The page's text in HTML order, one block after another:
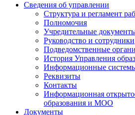
Сведения об управлении
Структура и регламент
Полномочия
Учредительные
Руководство и сотрудники
Подведомственные
История Управления
Информационные
Реквизиты
Контакты
Информационная
образования и МОО
Документы